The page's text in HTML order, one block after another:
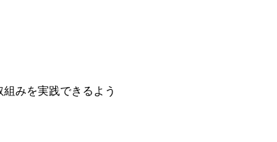
みを実践できるよう